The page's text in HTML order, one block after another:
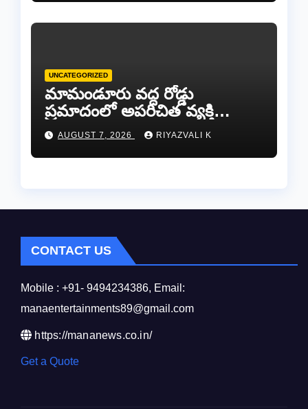
UNCATEGORIZED
​మామండూరు వద్ద రోడ్డు
ప్రమాదంలో అపరిచిత వ్యక్తి
మృతి…సమాచారం తెలిస్తే
రేణిగుంట పోలీసులను
సంప్రదించండి.
AUGUST 7, 2026 RIYAZVALI K
CONTACT US
Mobile : +91- 9494234386, Email:
manaentertainments89@gmail.com
https://mananews.co.in/
Get a Quote